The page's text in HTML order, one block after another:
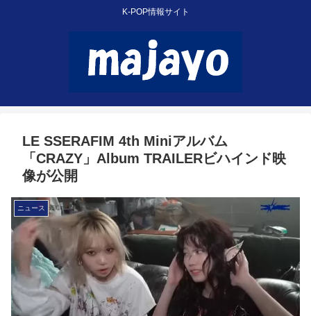
K-POP情報サイト
LE SSERAFIM 4th Miniアルバム
「CRAZY」Album TRAILERビハインド映
像が公開
ニュース